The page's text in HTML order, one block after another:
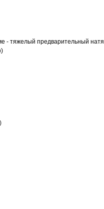
- тяжелый предварительный